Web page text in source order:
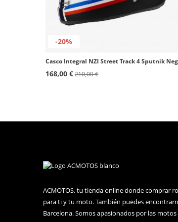
-20%
168,00 €210,00 €
ACMOTOS, tu tienda online donde comprar
para ti y tu moto. También puedes
Barcelona. Somos apasionados por las